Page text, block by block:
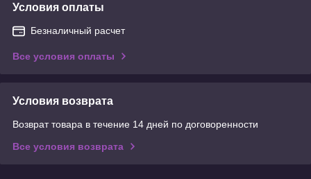
Условия оплаты
Безналичный расчет
Все условия оплаты
Условия возврата
Возврат товара в течение 14 дней по договоренности
Все условия возврата